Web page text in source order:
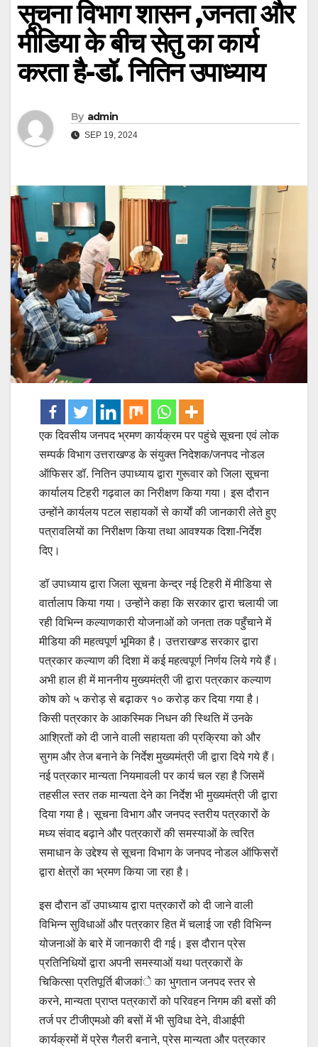
सूचना विभाग शासन ,जनता और
मीडिया के बीच सेतु का कार्य
करता है-डॉ. नितिन उपाध्याय
By admin
SEP 19, 2024
एक दिवसीय जनपद भ्रमण कार्यक्रम पर पहुंचे सूचना एवं लोक
सम्पर्क विभाग उत्तराखण्ड के संयुक्त निदेशक/जनपद नोडल
ऑफिसर डॉ. नितिन उपाध्याय द्वारा गुरूवार को जिला सूचना
कार्यालय टिहरी गढ़वाल का निरीक्षण किया गया। इस दौरान
उन्होंने कार्यलय पटल सहायकों से कार्याें की जानकारी लेते हुए
पत्रावलियों का निरीक्षण किया तथा आवश्यक दिशा-निर्देश
दिए।
डॉ उपाध्याय द्वारा जिला सूचना केन्द्र नई टिहरी में मीडिया से
वार्तालाप किया गया। उन्होंने कहा कि सरकार द्वारा चलायी जा
रही विभिन्न कल्याणकारी योजनाओं को जनता तक पहुँचाने में
मीडिया की महत्वपूर्ण भूमिका है। उत्तराखण्ड सरकार द्वारा
पत्रकार कल्याण की दिशा में कई महत्वपूर्ण निर्णय लिये गये हैं।
अभी हाल ही में माननीय मुख्यमंत्री जी द्वारा पत्रकार कल्याण
कोष को ५ करोड़ से बढ़ाकर १० करोड़ कर दिया गया है।
किसी पत्रकार के आकस्मिक निधन की स्थिति में उनके
आश्रितों को दी जाने वाली सहायता की प्रक्रिया को और
सुगम और तेज बनाने के निर्देश मुख्यमंत्री जी द्वारा दिये गये हैं।
नई पत्रकार मान्यता नियमावली पर कार्य चल रहा है जिसमें
तहसील स्तर तक मान्यता देने का निर्देश भी मुख्यमंत्री जी द्वारा
दिया गया है। सूचना विभाग और जनपद स्तरीय पत्रकारों के
मध्य संवाद बढ़ाने और पत्रकारों की समस्याओं के त्वरित
समाधान के उद्देश्य से सूचना विभाग के जनपद नोडल ऑफिसरों
द्वारा क्षेत्रों का भ्रमण किया जा रहा है।
इस दौरान डॉ उपाध्याय द्वारा पत्रकारों को दी जाने वाली
विभिन्न सुविधाओं और पत्रकार हित में चलाई जा रही विभिन्न
योजनाओं के बारे में जानकारी दी गई। इस दौरान प्रेस
प्रतिनिधियों द्वारा अपनी समस्याओं यथा पत्रकारों के
चिकित्सा प्रतिपूर्ति बीजकांे का भुगतान जनपद स्तर से
करने, मान्यता प्राप्त पत्रकारों को परिवहन निगम की बसों की
तर्ज पर टीजीएमओ की बसों में भी सुविधा देने, वीआईपी
कार्यक्रमों में प्रेस गैलरी बनाने, प्रेस मान्यता और पत्रकार